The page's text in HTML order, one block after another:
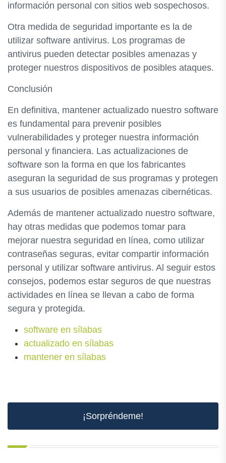
información personal con sitios web sospechosos.
Otra medida de seguridad importante es la de
utilizar software antivirus. Los programas de
antivirus pueden detectar posibles amenazas y
proteger nuestros dispositivos de posibles ataques.
Conclusión
En definitiva, mantener actualizado nuestro software
es fundamental para prevenir posibles
vulnerabilidades y proteger nuestra información
personal y financiera. Las actualizaciones de
software son la forma en que los fabricantes
aseguran la seguridad de sus programas y protegen
a sus usuarios de posibles amenazas cibernéticas.
Además de mantener actualizado nuestro software,
hay otras medidas que podemos tomar para
mejorar nuestra seguridad en línea, como utilizar
contraseñas seguras, evitar compartir información
personal y utilizar software antivirus. Al seguir estos
consejos, podemos estar seguros de que nuestras
actividades en línea se llevan a cabo de forma
segura y protegida.
software en sílabas
actualizado en sílabas
mantener en sílabas
¡Sorpréndeme!